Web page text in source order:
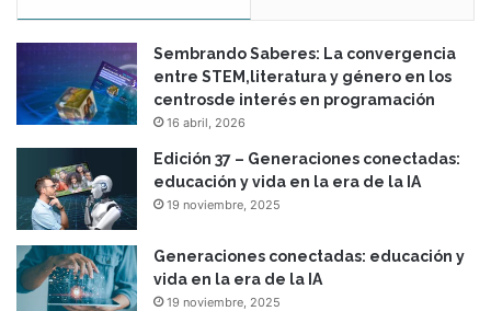
Sembrando Saberes: La convergencia
entre STEM,literatura y género en los
centrosde interés en programación
16 abril, 2026
Edición 37 – Generaciones conectadas:
educación y vida en la era de la IA
19 noviembre, 2025
Generaciones conectadas: educación y
vida en la era de la IA
19 noviembre, 2025